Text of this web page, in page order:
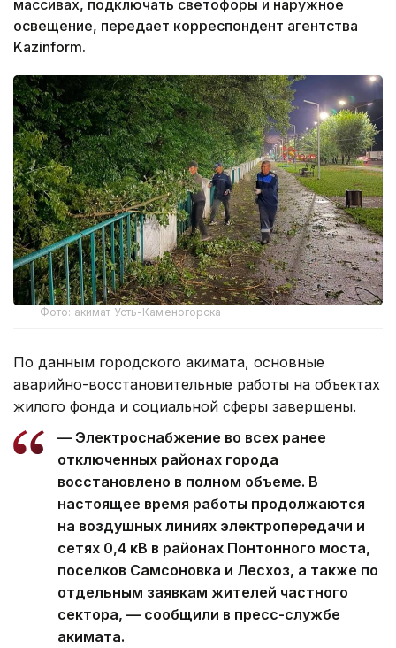
массивах, подключать светофоры и наружное
освещение, передает корреспондент агентства
Kazinform.
Фото: акимат Усть-Каменогорска
По данным городского акимата, основные
аварийно-восстановительные работы на объектах
жилого фонда и социальной сферы завершены.
— Электроснабжение во всех ранее
отключенных районах города
восстановлено в полном объеме. В
настоящее время работы продолжаются
на воздушных линиях электропередачи и
сетях 0,4 кВ в районах Понтонного моста,
поселков Самсоновка и Лесхоз, а также по
отдельным заявкам жителей частного
сектора, — сообщили в пресс-службе
акимата.